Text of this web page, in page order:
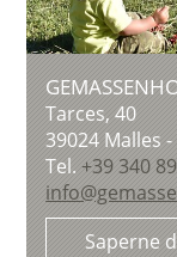
Tarces, 40
39024 Malles
Tel.+39 340
Saperne